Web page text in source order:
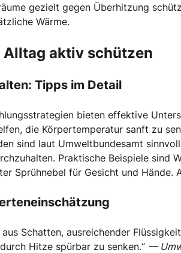
gezielt gegen Überhitzung
Wärme.
Alltag aktiv schützen
Tipps im Detail
bieten effektive
die Körpertemperatur sanft zu
sind laut Umweltbundesamt
Praktische Beispiele sind
Sprühnebel für Gesicht und
aus Schatten, ausreichender
Hitze spürbar zu senken.“ —